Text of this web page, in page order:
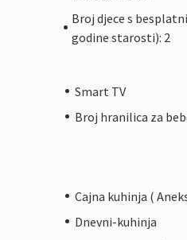
Broj djece s
godine starosti): 2
Smart TV
Broj hranilica za
Cajna kuhinja (
Dnevni-kuhinja